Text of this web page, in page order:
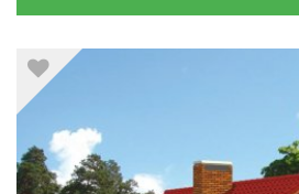
rekreacyjną (podpiwniczony) (69.3 m²)